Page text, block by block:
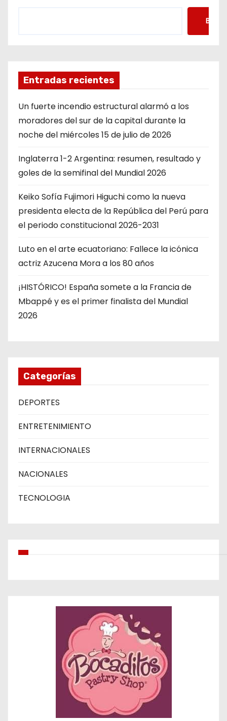
Entradas recientes
Un fuerte incendio estructural alarmó a los
moradores del sur de la capital durante la
noche del miércoles 15 de julio de 2026
Inglaterra 1-2 Argentina: resumen, resultado y
goles de la semifinal del Mundial 2026
Keiko Sofía Fujimori Higuchi como la nueva
presidenta electa de la República del Perú para
el periodo constitucional 2026-2031
Luto en el arte ecuatoriano: Fallece la icónica
actriz Azucena Mora a los 80 años
¡HISTÓRICO! España somete a la Francia de
Mbappé y es el primer finalista del Mundial
2026
Categorías
DEPORTES
ENTRETENIMIENTO
INTERNACIONALES
NACIONALES
TECNOLOGIA